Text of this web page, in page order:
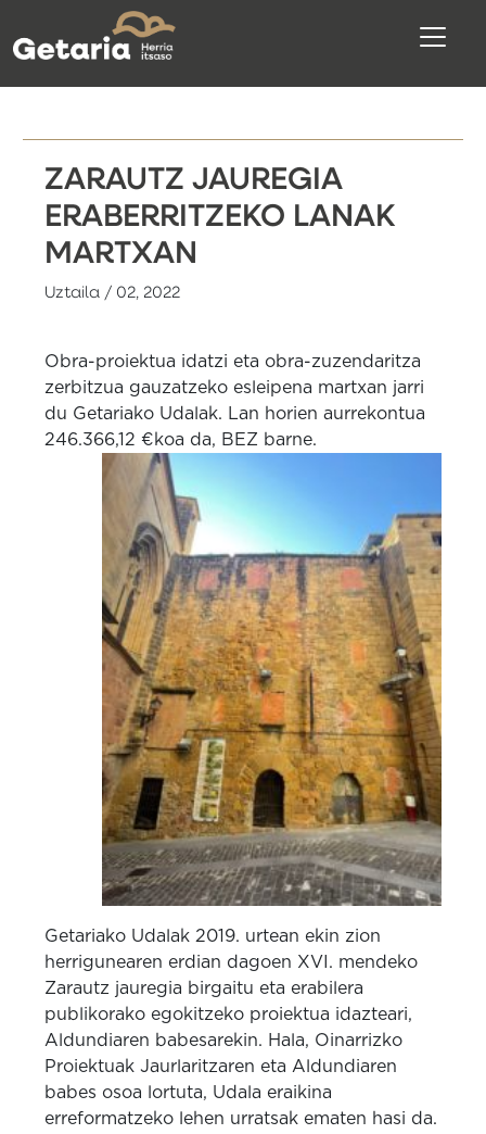
ZARAUTZ JAUREGIA
ERABERRITZEKO LANAK
MARTXAN
Uztaila / 02, 2022
Obra-proiektua idatzi eta obra-zuzendaritza
zerbitzua gauzatzeko esleipena martxan jarri
du Getariako Udalak. Lan horien aurrekontua
246.366,12 €koa da, BEZ barne.
Getariako Udalak 2019. urtean ekin zion
herrigunearen erdian dagoen XVI. mendeko
Zarautz jauregia birgaitu eta erabilera
publikorako egokitzeko proiektua idazteari,
Aldundiaren babesarekin. Hala, Oinarrizko
Proiektuak Jaurlaritzaren eta Aldundiaren
babes osoa lortuta, Udala eraikina
erreformatzeko lehen urratsak ematen hasi da.